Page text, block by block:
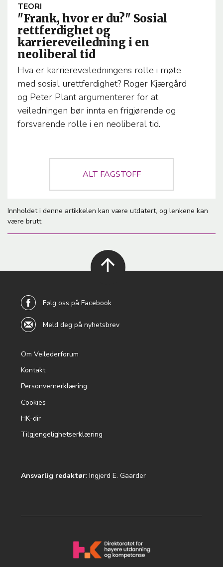
A
R
T
I
C
L
T
E
M
A
TEORI
"Frank, hvor er du?" Sosial
rettferdighet og
karriereveiledning i en
neoliberal tid
Hva er karriereveiledningens rolle i møte
med sosial urettferdighet? Roger Kjærgård
og Peter Plant argumenterer for at
veiledningen bør innta en frigjørende og
forsvarende rolle i en neoliberal tid.
ALT FAGSTOFF
Innholdet i denne artikkelen kan være utdatert, og lenkene kan
være brutt
menu
Om Veilederforum
Kontakt
Personvernerklæring
Cookies
HK-dir
Tilgjengelighetserklæring
Følg oss på Facebook
Meld deg på nyhetsbrev
Ansvarlig redaktør: Ingjerd E. Gaarder